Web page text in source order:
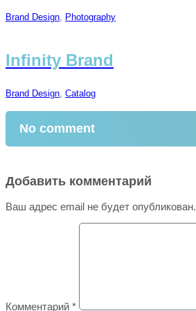
Brand Design, Photography
Infinity Brand
Brand Design, Catalog
No comment
Добавить комментарий
Ваш адрес email не будет опубликован.
Комментарий *